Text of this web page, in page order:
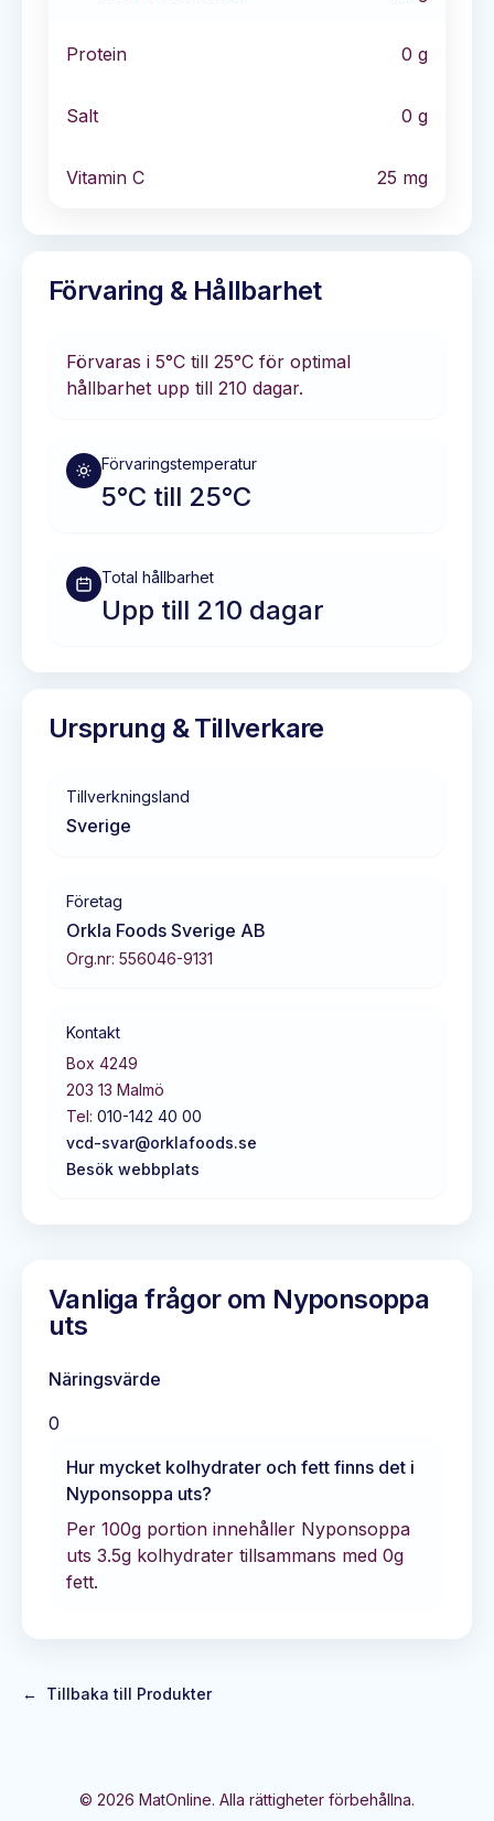
Protein 0 g
Salt 0 g
Vitamin C 25 mg
Förvaring & Hållbarhet
Förvaras i 5°C till 25°C för optimal
hållbarhet upp till 210 dagar.
Förvaringstemperatur
5°C till 25°C
Total hållbarhet
Upp till 210 dagar
Ursprung & Tillverkare
Tillverkningsland
Sverige
Företag
Orkla Foods Sverige AB
Org.nr: 556046-9131
Kontakt
Box 4249
203 13 Malmö
Tel: 010-142 40 00
vcd-svar@orklafoods.se
Besök webbplats
Vanliga frågor om Nyponsoppa
uts
Näringsvärde
0
Hur mycket kolhydrater och fett finns det i
Nyponsoppa uts?
Per 100g portion innehåller Nyponsoppa
uts 3.5g kolhydrater tillsammans med 0g
fett.
← Tillbaka till Produkter
© 2026 MatOnline. Alla rättigheter förbehållna.